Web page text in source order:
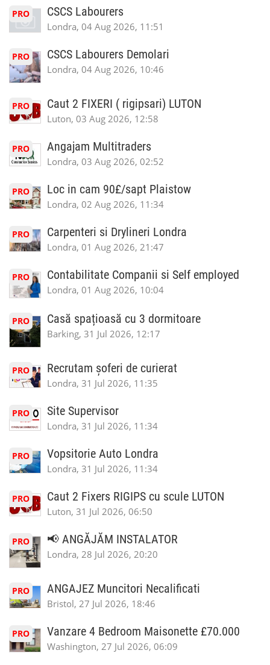
PRO CSCS Labourers
Londra, 04 Aug 2026, 11:51
PRO CSCS Labourers Demolari
Londra, 04 Aug 2026, 10:46
PRO Caut 2 FIXERI ( rigipsari) LUTON
Luton, 03 Aug 2026, 12:58
PRO Angajam Multitraders
Londra, 03 Aug 2026, 02:52
PRO Loc in cam 90£/sapt Plaistow
Londra, 02 Aug 2026, 11:34
PRO Carpenteri si Drylineri Londra
Londra, 01 Aug 2026, 21:47
PRO Contabilitate Companii si Self employed
Londra, 01 Aug 2026, 10:04
PRO Casă spațioasă cu 3 dormitoare
Barking, 31 Jul 2026, 12:17
PRO Recrutam șoferi de curierat
Londra, 31 Jul 2026, 11:35
PRO Site Supervisor
Londra, 31 Jul 2026, 11:34
PRO Vopsitorie Auto Londra
Londra, 31 Jul 2026, 11:34
PRO Caut 2 Fixers RIGIPS cu scule LUTON
Luton, 31 Jul 2026, 06:50
PRO 📢 ANGĂJĂM INSTALATOR
Londra, 28 Jul 2026, 20:20
PRO ANGAJEZ Muncitori Necalificati
Bristol, 27 Jul 2026, 18:46
PRO Vanzare 4 Bedroom Maisonette £70.000
Washington, 27 Jul 2026, 06:09